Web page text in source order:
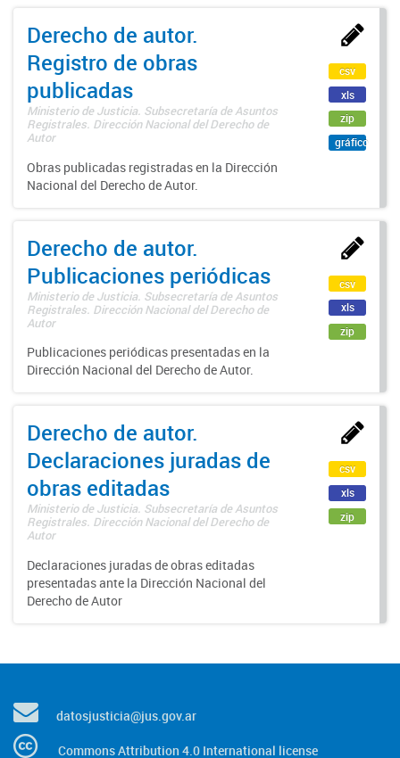
Derecho de autor.
Registro de obras
publicadas
Ministerio de Justicia. Subsecretaría de Asuntos
Registrales. Dirección Nacional del Derecho de
Autor
Obras publicadas registradas en la Dirección
Nacional del Derecho de Autor.
csv
xls
zip
gráfico
Derecho de autor.
Publicaciones periódicas
Ministerio de Justicia. Subsecretaría de Asuntos
Registrales. Dirección Nacional del Derecho de
Autor
Publicaciones periódicas presentadas en la
Dirección Nacional del Derecho de Autor.
csv
xls
zip
Derecho de autor.
Declaraciones juradas de
obras editadas
Ministerio de Justicia. Subsecretaría de Asuntos
Registrales. Dirección Nacional del Derecho de
Autor
Declaraciones juradas de obras editadas
presentadas ante la Dirección Nacional del
Derecho de Autor
csv
xls
zip
datosjusticia@jus.gov.ar
Commons Attribution 4.0 International license